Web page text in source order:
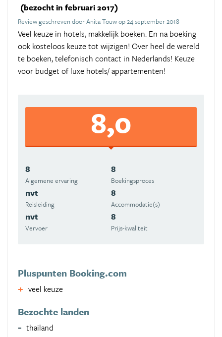
(bezocht in februari 2017)
Review geschreven door Anita Touw op 24 september 2018
Veel keuze in hotels, makkelijk boeken. En na boeking
ook kosteloos keuze tot wijzigen! Over heel de wereld
te boeken, telefonisch contact in Nederlands! Keuze
voor budget of luxe hotels/ appartementen!
8,0
8
Algemene ervaring
8
Boekingsproces
nvt
Reisleiding
8
Accommodatie(s)
nvt
Vervoer
8
Prijs-kwaliteit
Pluspunten Booking.com
veel keuze
Bezochte landen
thailand